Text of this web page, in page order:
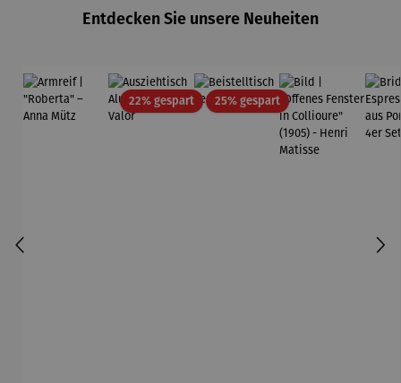
Entdecken Sie unsere Neuheiten
22% gespartRabatt25% gespartRabatt